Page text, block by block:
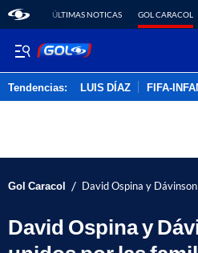
ÚLTIMAS NOTICAS GOL CARACOL
Tendencias: LUIS DÍAZ FIFA-
Gol Caracol / David Ospina y
David Ospina y